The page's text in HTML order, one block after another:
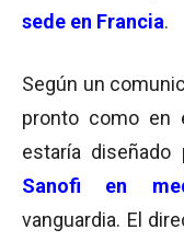
sede en Francia.
Según un
pronto como en
estaría diseñado
Sanofi en
vanguardia. El